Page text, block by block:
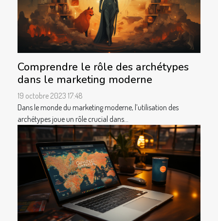
Comprendre le rôle des archétypes
dans le marketing moderne
19 octobre 2023 17:48
Dans le monde du marketing moderne, l’utilisation des
archétypes joue un rôle crucial dans...